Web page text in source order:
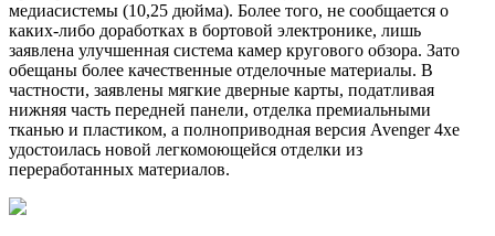
медиасистемы (10,25 дюйма). Более того, не сообщается о
каких-либо доработках в бортовой электронике, лишь
заявлена улучшенная система камер кругового обзора. Зато
обещаны более качественные отделочные материалы. В
частности, заявлены мягкие дверные карты, податливая
нижняя часть передней панели, отделка премиальными
тканью и пластиком, а полноприводная версия Avenger 4xe
удостоилась новой легкомоющейся отделки из
переработанных материалов.